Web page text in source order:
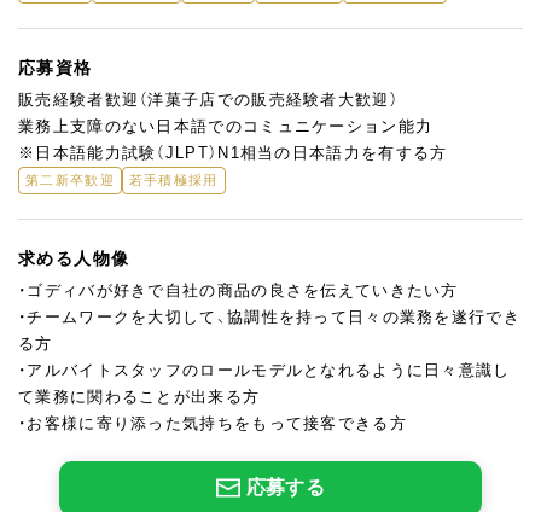
応募資格
販売経験者歓迎（洋菓子店での販売経験者大歓迎）
業務上支障のない日本語でのコミュニケーション能力
※日本語能力試験（JLPT）N1相当の日本語力を有する方
第二新卒歓迎 若手積極採用
求める人物像
・ゴディバが好きで自社の商品の良さを伝えていきたい方
・チームワークを大切して、協調性を持って日々の業務を遂行でき
る方
・アルバイトスタッフのロールモデルとなれるように日々意識し
て業務に関わることが出来る方
・お客様に寄り添った気持ちをもって接客できる方
応募する